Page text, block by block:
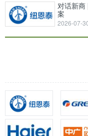
对话新商
案
2026-07-